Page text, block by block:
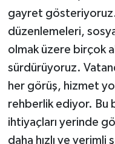
gayret gösteriyoruz.
düzenlemeleri,
olmak üzere birçok
sürdürüyoruz.
her görüş, hizmet
rehberlik ediyor. Bu
ihtiyaçları yerinde
daha hızlı ve